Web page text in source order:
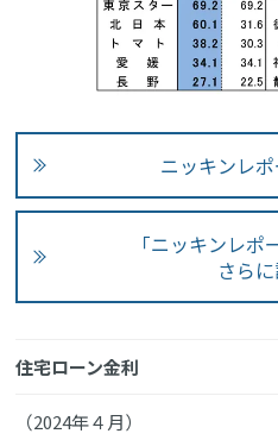
ニッキンレ
「ニッキンレポ
さら
住宅ローン金利
（2024年４月）